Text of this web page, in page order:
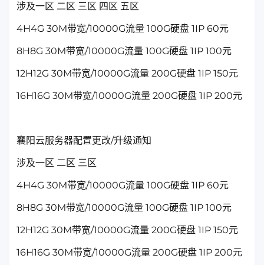
涉及一区 二区 三区 四区 五区
4H4G 30M带宽/10000G流量 100G硬盘 1IP 60元
8H8G 30M带宽/10000G流量 100G硬盘 1IP 100元
12H12G 30M带宽/10000G流量 200G硬盘 1IP 150元
16H16G 30M带宽/10000G流量 200G硬盘 1IP 200元
襄阳云服务器配置更改/升级通知
涉及一区 二区 三区
4H4G 30M带宽/10000G流量 100G硬盘 1IP 60元
8H8G 30M带宽/10000G流量 100G硬盘 1IP 100元
12H12G 30M带宽/10000G流量 200G硬盘 1IP 150元
16H16G 30M带宽/10000G流量 200G硬盘 1IP 200元